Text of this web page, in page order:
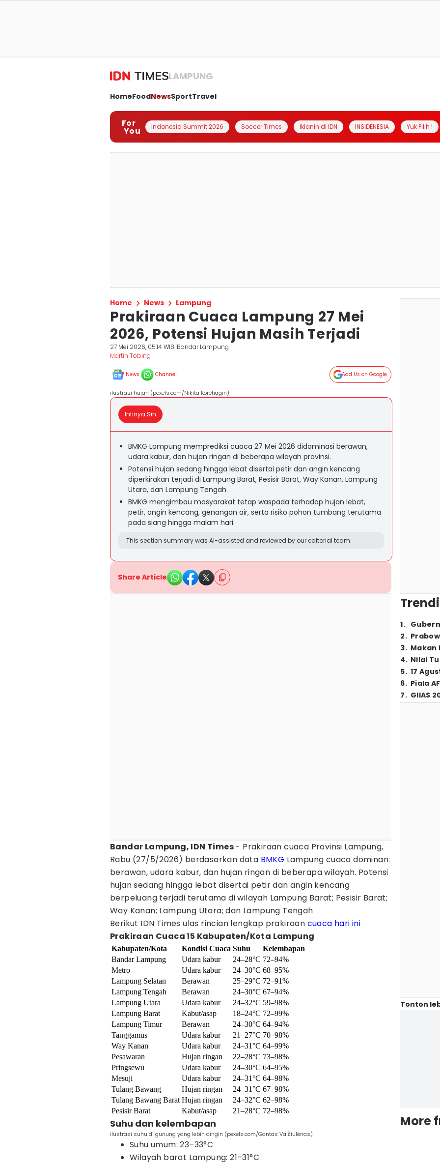
LAMPUNG
HomeFoodNewsSportTravel
For
You Indonesia Summit 2026 Soccer Times Iklanin di IDN INSIDENESIA Yuk Pilih !
Home News Lampung
Prakiraan Cuaca Lampung 27 Mei
2026, Potensi Hujan Masih Terjadi
27 Mei 2026, 05:14 WIB Bandar Lampung
Martin Tobing
News Channel Add Us on Google
ilustrasi hujan (pexels.com/Nikita Korchagin)
Intinya Sih
BMKG Lampung memprediksi cuaca 27 Mei 2026 didominasi berawan,
udara kabur, dan hujan ringan di beberapa wilayah provinsi.
Potensi hujan sedang hingga lebat disertai petir dan angin kencang
diperkirakan terjadi di Lampung Barat, Pesisir Barat, Way Kanan, Lampung
Utara, dan Lampung Tengah.
BMKG mengimbau masyarakat tetap waspada terhadap hujan lebat,
petir, angin kencang, genangan air, serta risiko pohon tumbang terutama
pada siang hingga malam hari.
This section summary was AI-assisted and reviewed by our editorial team.
Share Article
Bandar Lampung, IDN Times - Prakiraan cuaca Provinsi Lampung,
Rabu (27/5/2026) berdasarkan data BMKG Lampung cuaca dominan:
berawan, udara kabur, dan hujan ringan di beberapa wilayah. Potensi
hujan sedang hingga lebat disertai petir dan angin kencang
berpeluang terjadi terutama di wilayah Lampung Barat; Pesisir Barat;
Way Kanan; Lampung Utara; dan Lampung Tengah
Berikut IDN Times ulas rincian lengkap prakiraan cuaca hari ini
Prakiraan Cuaca 15 Kabupaten/Kota Lampung
Kabupaten/Kota Kondisi Cuaca Suhu
Kelembapan
Bandar Lampung
Udara kabur 24–28°C 72–94%
Metro
Udara kabur 24–30°C 68–95%
Lampung Selatan
Berawan 25–29°C 72–91%
Lampung Tengah
Berawan 24–30°C 67–94%
Lampung Utara
Udara kabur 24–32°C 59–98%
Lampung Barat
Kabut/asap 18–24°C 72–99%
Lampung Timur
Berawan 24–30°C 64–94%
Tanggamus
Udara kabur 21–27°C 70–98%
Way Kanan
Udara kabur 24–31°C 64–99%
Pesawaran
Hujan ringan 22–28°C 73–98%
Pringsewu
Udara kabur 24–30°C 64–95%
Mesuji
Udara kabur 24–31°C 64–98%
Tulang Bawang
Hujan ringan 24–31°C 67–98%
Tulang Bawang Barat Hujan ringan 24–32°C 62–98%
Pesisir Barat
Kabut/asap 21–28°C 72–98%
Suhu dan kelembapan
ilustrasi suhu di gunung yang lebih dingin (pexels.com/Gantas Vaičiulėnas)
Suhu umum: 23–33°C
Wilayah barat Lampung: 21–31°C
1.
2.
3. Makan
4. Nilai
5. 17
6. Piala
7. GIIAS
Tonton
More